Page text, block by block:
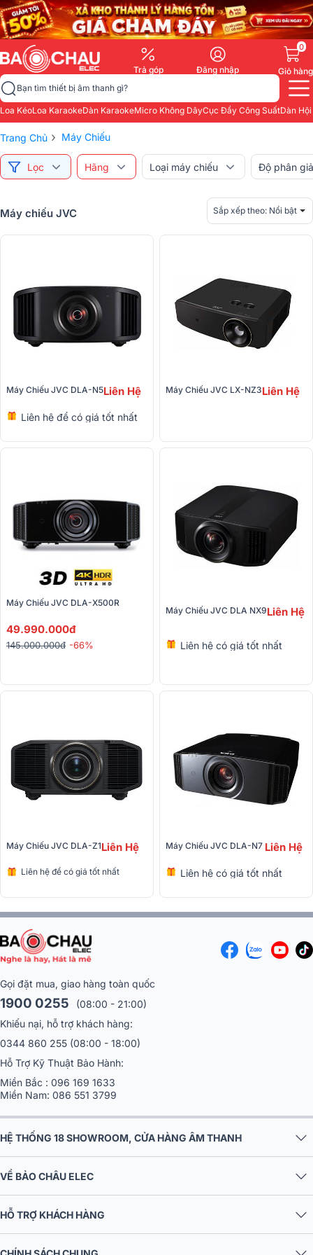
Trả góp Đăng nhập
0
Giỏ hàng
Bạn tìm thiết bị âm thanh gì?
Loa KéoLoa KaraokeDàn KaraokeMicro Không DâyCục Đẩy Công SuấtDàn
Trang Chủ › Máy Chiếu
Lọc Hãng Loại máy chiếu Độ phân
Máy chiếu JVC Sắp xếp theo: Nổi bật
Máy Chiếu JVC DLA-N5Liên Hệ
Liên hệ để có giá tốt nhất
Máy Chiếu JVC LX-NZ3Liên Hệ
Máy Chiếu JVC DLA-X500R
49.990.000đ
145.000.000đ -66%
Máy Chiếu JVC DLA NX9Liên Hệ
Liên hệ có giá tốt nhất
Máy Chiếu JVC DLA-Z1Liên Hệ
Liên hệ để có giá tốt nhất
Liên Hệ
Liên hệ có giá tốt nhất
Gọi đặt mua, giao hàng toàn quốc
1900 0255
(08:00 - 21:00)
Khiếu nại, hỗ trợ khách hàng:
0344 860 255 (08:00 - 18:00)
Hỗ Trợ Kỹ Thuật Bảo Hành:
Miền Bắc : 096 169 1633
Miền Nam: 086 551 3799
HỆ THỐNG 18 SHOWROOM, CỬA HÀNG ÂM THANH
VỀ BẢO CHÂU ELEC
HỖ TRỢ KHÁCH HÀNG